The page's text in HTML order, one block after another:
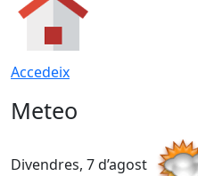
Accedeix
Meteo
Divendres, 7 d’agost